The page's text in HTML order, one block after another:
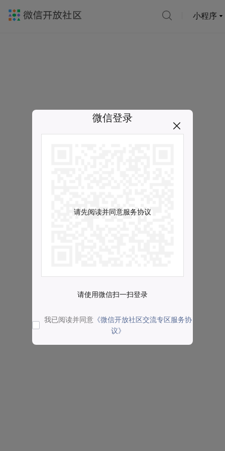
小程序
微信登录
请先阅读并同意服务协议
请使用微信扫一扫登录
我已阅读并同意 《微信开放社区交流专区服务协
议》